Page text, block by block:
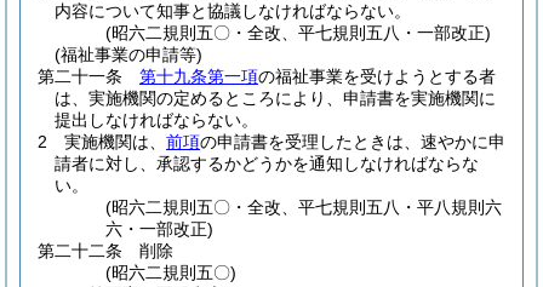
内容について知事と協議しなければならない。
(昭六二規則五〇・全改、平七規則五八・一部改正)
(福祉事業の申請等)
第二十一条
第十九条第一項の福祉事業を受けようとする者
は、実施機関の定めるところにより、申請書を実施機関に
提出しなければならない。
2
実施機関は、 前項の申請書を受理したときは、速やかに申
請者に対し、承認するかどうかを通知しなければならな
い。
(昭六二規則五〇・全改、平七規則五八・平八規則六
六・一部改正)
第二十二条
削除
(昭六二規則五〇)